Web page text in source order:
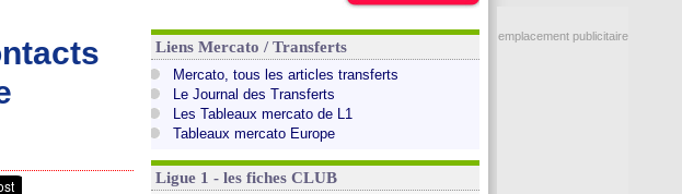
Liens Mercato / Transferts
Mercato, tous les articles transferts
Le Journal des Transferts
Les Tableaux mercato de L1
Tableaux mercato Europe
Ligue 1 - les fiches CLUB
emplacement publicitaire